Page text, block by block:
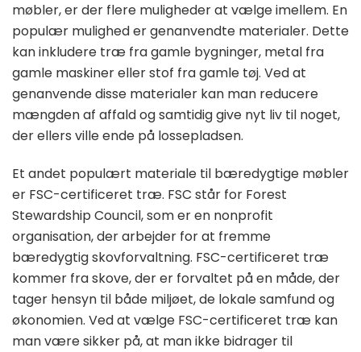
møbler, er der flere muligheder at vælge imellem. En
populær mulighed er genanvendte materialer. Dette
kan inkludere træ fra gamle bygninger, metal fra
gamle maskiner eller stof fra gamle tøj. Ved at
genanvende disse materialer kan man reducere
mængden af affald og samtidig give nyt liv til noget,
der ellers ville ende på lossepladsen.
Et andet populært materiale til bæredygtige møbler
er FSC-certificeret træ. FSC står for Forest
Stewardship Council, som er en nonprofit
organisation, der arbejder for at fremme
bæredygtig skovforvaltning. FSC-certificeret træ
kommer fra skove, der er forvaltet på en måde, der
tager hensyn til både miljøet, de lokale samfund og
økonomien. Ved at vælge FSC-certificeret træ kan
man være sikker på, at man ikke bidrager til